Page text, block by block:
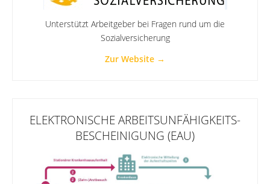
Unterstützt Arbeitgeber bei Fragen rund um die
Sozialversicherung
Zur Website →
ELEKTRONISCHE ARBEITSUNFÄHIGKEITS-
BESCHEINIGUNG (EAU)